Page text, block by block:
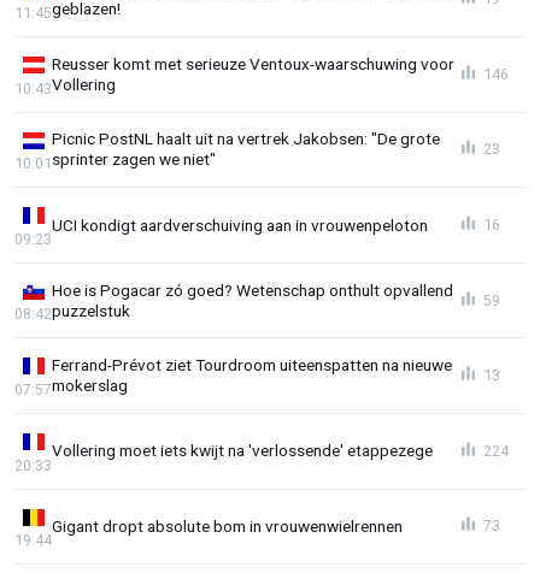
geblazen!
11:45
Reusser komt met serieuze Ventoux-waarschuwing voor
Vollering
10:43
146
Picnic PostNL haalt uit na vertrek Jakobsen: "De grote
sprinter zagen we niet"
10:01
23
UCI kondigt aardverschuiving aan in vrouwenpeloton
09:23
16
Hoe is Pogacar zó goed? Wetenschap onthult opvallend
puzzelstuk
08:42
59
Ferrand-Prévot ziet Tourdroom uiteenspatten na nieuwe
mokerslag
07:57
13
Vollering moet iets kwijt na 'verlossende' etappezege
20:33
224
Gigant dropt absolute bom in vrouwenwielrennen
19:44
73